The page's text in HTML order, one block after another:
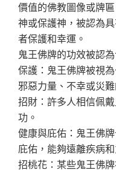
價值的佛教圖像或牌
神或保護神，被認為
者保護和幸運。
鬼王佛牌的功效被認
保護：鬼王佛牌被視
邪惡力量、不幸或災難
招財：許多人相信佩
功。
健康與庇佑：鬼王佛
庇佑，能夠遠離疾病
招桃花：某些鬼王佛